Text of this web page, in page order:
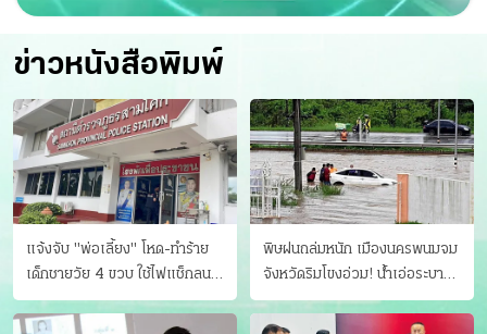
ข่าวหนังสือพิมพ์
แจ้งจับ "พ่อเลี้ยง" โหด-ทําร้าย
เด็กชายวัย 4 ขวบ ใช้ไฟแช็กลน
บาดเจ็บ
พิษฝนถล่มหนัก เมืองนครพนมจม
จังหวัดริมโขงอ่วม! นํ้าเอ่อระบาย
ไม่ทัน แม่ปิงทะลักล้น